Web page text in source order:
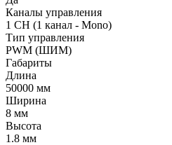
Каналы управления
1 CH (1 канал - Mono)
Тип управления
PWM (ШИМ)
Габариты
Длина
50000 мм
Ширина
8 мм
Высота
1.8 мм